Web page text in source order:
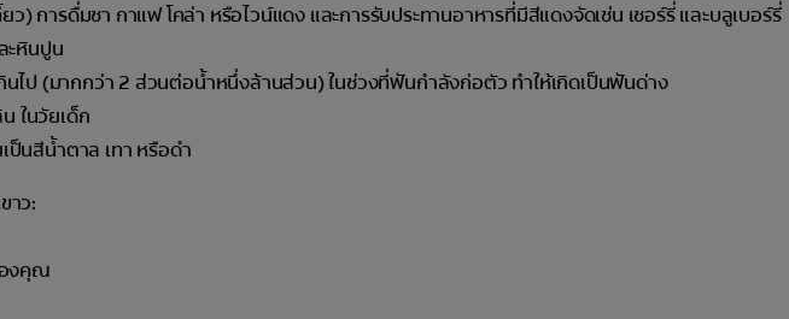
ว) การดื่มชา กาแฟ โคล่า หรือไวน์แดง และการรับประทานอาหารที่มีสีแดงจัดเช่น เชอร์รี่ และบลูเบอร์รี่
ะหินปูน
ไป (มากกว่า 2 ส่วนต่อน้ำหนึ่งล้านส่วน) ในช่วงที่ฟันกำลังก่อตัว ทำให้เกิดเป็นฟันด่าง
ในวัยเด็ก
ป็นสีน้ำตาล เทา หรือดำ
าว:
องคุณ